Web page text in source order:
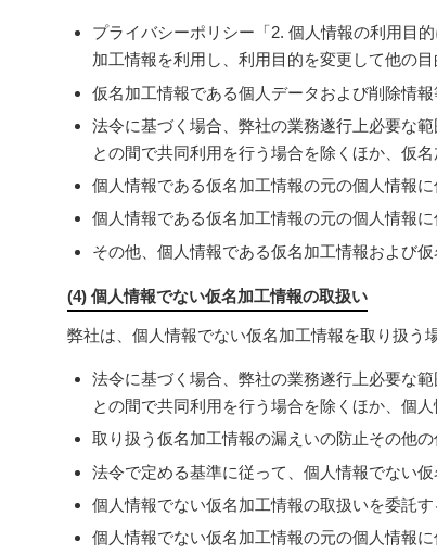
プライバシーポリシー「2. 個人情報の利用目
加工情報を利用し、利用目的を変更して他の
仮名加工情報である個人データおよび削除情
法令に基づく場合、弊社の業務遂行上必要な
との間で共同利用を行う場合を除くほか、仮
個人情報である仮名加工情報の元の個人情報
個人情報である仮名加工情報の元の個人情報
その他、個人情報である仮名加工情報および
(4) 個人情報でない仮名加工情報の取扱い
弊社は、個人情報でない仮名加工情報を取り扱う
法令に基づく場合、弊社の業務遂行上必要な
との間で共同利用を行う場合を除くほか、個
取り扱う仮名加工情報の漏えいの防止その他
法令で定める基準に従って、個人情報でない
個人情報でない仮名加工情報の取扱いを委託
個人情報でない仮名加工情報の元の個人情報